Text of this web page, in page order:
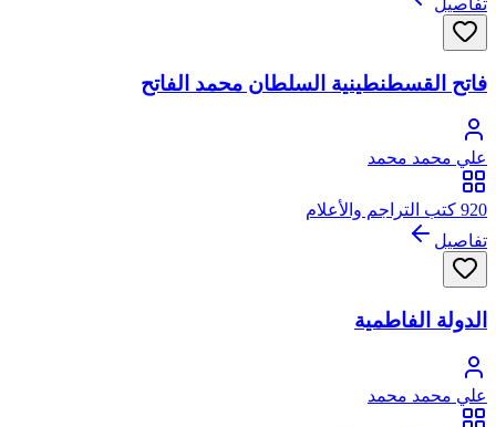
تفاصيل
فاتح القسطنطينية السلطان محمد الفاتح
علي محمد محمد
920 كتب التراجم والأعلام
تفاصيل
الدولة الفاطمية
علي محمد محمد